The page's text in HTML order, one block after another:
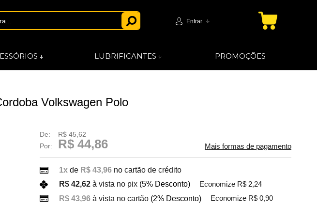
Entrar
LUBRIFICANTES PROMOÇÕES
Volkswagen Polo
De:
R$ 45,62
Por:
R$ 44,86 Mais formas de pagamento
1x de R$ 43,96 no cartão de crédito
R$ 42,62à vista no pix (5% Desconto) Economize R$ 2,24
R$ 43,96à vista no cartão (2% Desconto) Economize R$ 0,90